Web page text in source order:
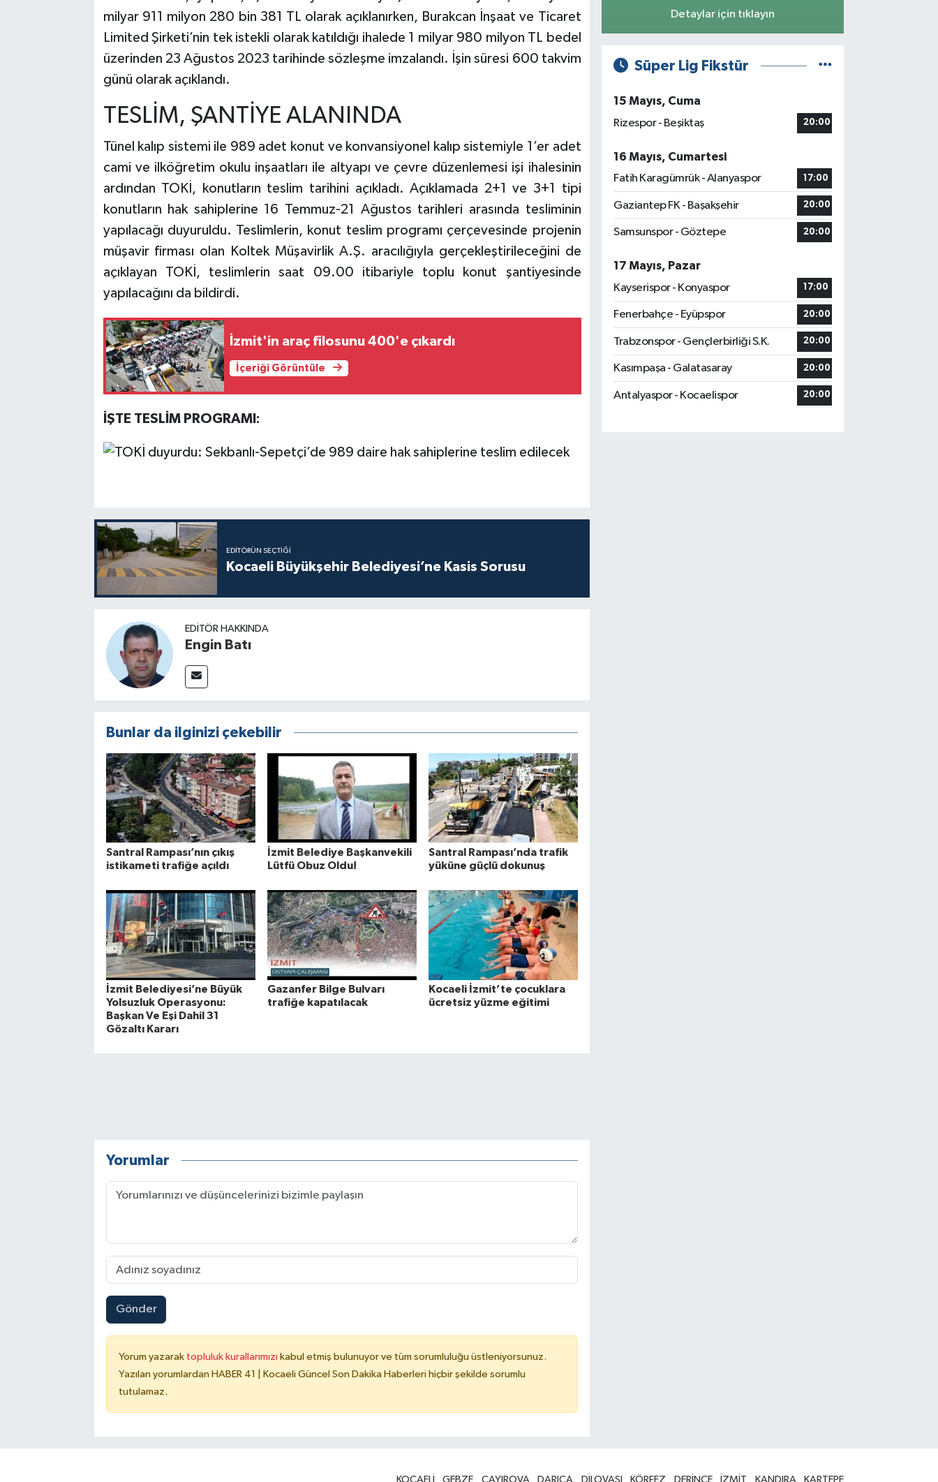
milyar 911 milyon 280 bin 381 TL olarak açıklanırken, Burakcan İnşaat ve Ticaret
Limited Şirketi’nin tek istekli olarak katıldığı ihalede 1 milyar 980 milyon TL bedel
üzerinden 23 Ağustos 2023 tarihinde sözleşme imzalandı. İşin süresi 600 takvim
günü olarak açıklandı.
TESLİM, ŞANTİYE ALANINDA
Tünel kalıp sistemi ile 989 adet konut ve konvansiyonel kalıp sistemiyle 1’er adet
cami ve ilköğretim okulu inşaatları ile altyapı ve çevre düzenlemesi işi ihalesinin
ardından TOKİ, konutların teslim tarihini açıkladı. Açıklamada 2+1 ve 3+1 tipi
konutların hak sahiplerine 16 Temmuz-21 Ağustos tarihleri arasında tesliminin
yapılacağı duyuruldu. Teslimlerin, konut teslim programı çerçevesinde projenin
müşavir firması olan Koltek Müşavirlik A.Ş. aracılığıyla gerçekleştirileceğini de
açıklayan TOKİ, teslimlerin saat 09.00 itibariyle toplu konut şantiyesinde
yapılacağını da bildirdi.
İzmit'in araç filosunu 400'e çıkardı
İçeriği Görüntüle
İŞTE TESLİM PROGRAMI:
EDITÖRÜN SEÇTIĞI
Kocaeli Büyükşehir Belediyesi’ne Kasis Sorusu
EDITÖR HAKKINDA
Engin Batı
Bunlar da ilginizi çekebilir
Santral Rampası’nın çıkış
istikameti trafiğe açıldı
İzmit Belediye Başkanvekili
Lütfü Obuz Oldu!
Santral Rampası’nda trafik
yüküne güçlü dokunuş
İzmit Belediyesi’ne Büyük
Yolsuzluk Operasyonu:
Başkan Ve Eşi Dahil 31
Gözaltı Kararı
Gazanfer Bilge Bulvarı
trafiğe kapatılacak
Kocaeli İzmit’te çocuklara
ücretsiz yüzme eğitimi
Yorumlar
Gönder
Yorum yazarak topluluk kurallarımızı kabul etmiş bulunuyor ve tüm sorumluluğu üstleniyorsunuz.
Yazılan yorumlardan HABER 41 | Kocaeli Güncel Son Dakika Haberleri hiçbir şekilde sorumlu
tutulamaz.
Detaylar için tıklayın
Süper Lig Fikstür
15 Mayıs, Cuma
Rizespor - Beşiktaş
20:00
16 Mayıs, Cumartesi
Fatih Karagümrük - Alanyaspor
17:00
Gaziantep FK - Başakşehir 20:00
Samsunspor - Göztepe 20:00
17 Mayıs, Pazar
Kayserispor - Konyaspor
17:00
Fenerbahçe - Eyüpspor 20:00
Trabzonspor - Gençlerbirliği S.K. 20:00
Kasımpaşa - Galatasaray 20:00
Antalyaspor - Kocaelispor 20:00
KOCAELİ GEBZE ÇAYIROVA DARICA DİLOVASI KÖRFEZ DERİNCE İZMİT KANDIRA KARTEPE